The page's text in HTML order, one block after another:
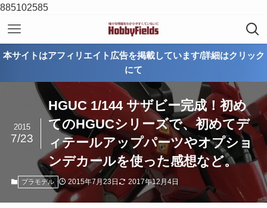
885102585
本サイトはアフィリエイト広告を掲載しています/詳細はクリック
にて
HGUC 1/144 サザビー完成！初め
てのHGUCシリーズで、初めてデ
ィテールアップパーツやオプショ
ンデカールを使った感想など。
2015
7/23
プラモデル 2015年7月23日 2017年12月4日